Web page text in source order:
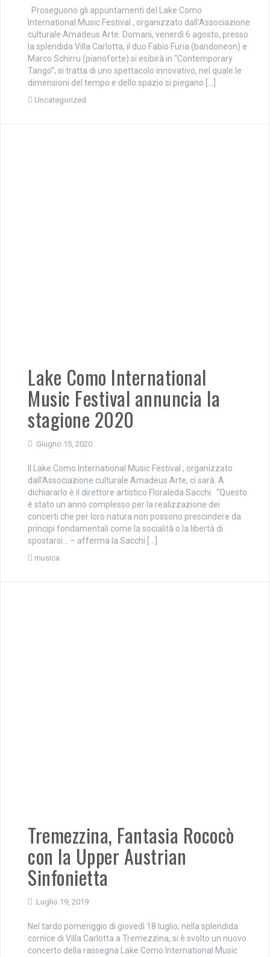
Proseguono gli appuntamenti del Lake Como
International Music Festival , organizzato dall’Associazione
culturale Amadeus Arte. Domani, venerdì 6 agosto, presso
la splendida Villa Carlotta, il duo Fabio Furia (bandoneon) e
Marco Schirru (pianoforte) si esibirà in “Contemporary
Tango”; si tratta di uno spettacolo innovativo, nel quale le
dimensioni del tempo e dello spazio si piegano […]
Uncategorized
Lake Como International
Music Festival annuncia la
stagione 2020
Giugno 15, 2020
Il Lake Como International Music Festival , organizzato
dall’Associazione culturale Amadeus Arte, ci sarà. A
dichiararlo è il direttore artistico Floraleda Sacchi. “Questo
è stato un anno complesso per la realizzazione dei
concerti che per loro natura non possono prescindere da
principi fondamentali come la socialità o la libertà di
spostarsi… – afferma la Sacchi […]
musica
Tremezzina, Fantasia Rococò
con la Upper Austrian
Sinfonietta
Luglio 19, 2019
Nel tardo pomeriggio di giovedì 18 luglio, nella splendida
cornice di Villa Carlotta a Tremezzina, si è svolto un nuovo
concerto della rassegna Lake Como International Music